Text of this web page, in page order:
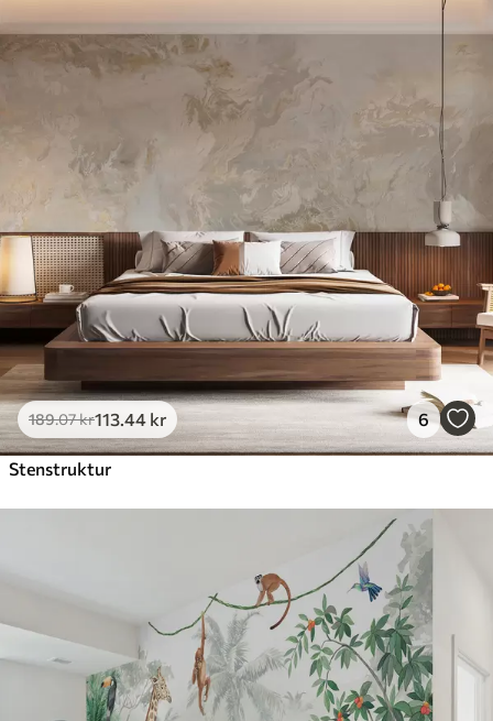
189.07kr113 .44 kr 6
Stenstruktur